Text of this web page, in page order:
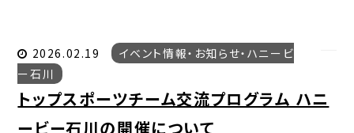
2026.02.19 イベント情報 お知らせ ハニービ
ー石川
トップスポーツチーム交流プログラム ハニ
ービー石川の開催について